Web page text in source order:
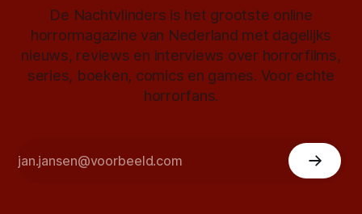
De Nachtvlinders is het grootste online
horrormagazine van Nederland met dagelijks
nieuws, reviews en interviews over horrorfilms,
series, boeken, comics en games. Voor echte
horrorfans.